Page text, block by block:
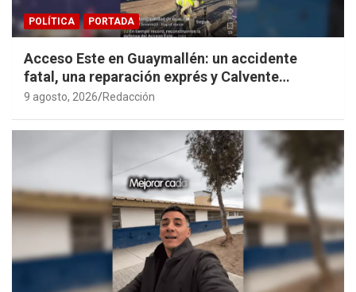
POLÍTICA PORTADA
Acceso Este en Guaymallén: un accidente
fatal, una reparación exprés y Calvente
haciendo propaganda personal
9 agosto, 2026 Redacción